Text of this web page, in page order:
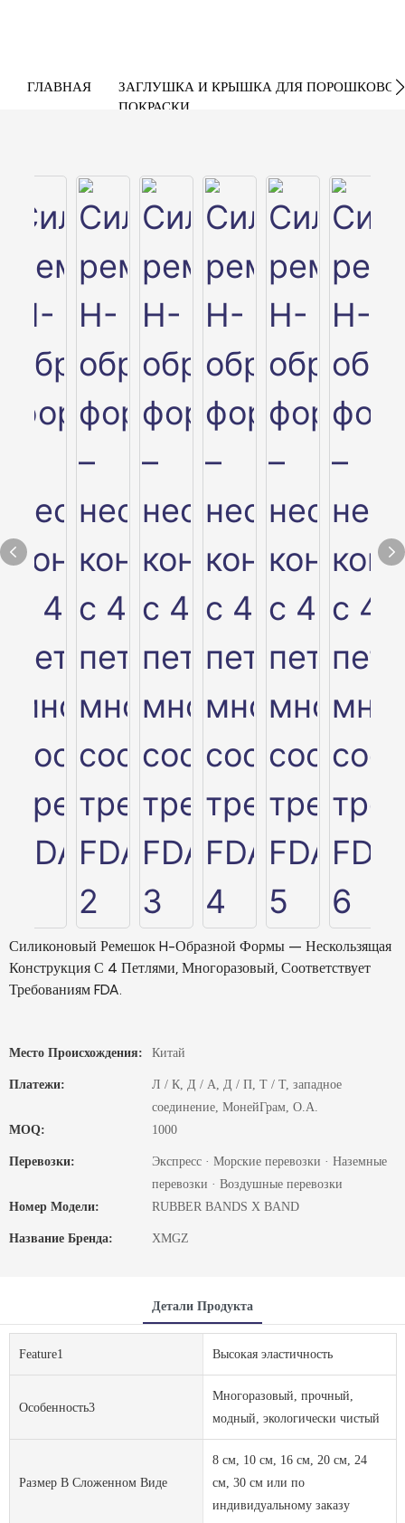
ГЛАВНАЯ
ЗАГЛУШКА И КРЫШКА ДЛЯ ПОРОШКОВОЙ
ПОКРАСКИ
Силиконовый Ремешок H-Образной Формы – Нескользящая
Конструкция С 4 Петлями, Многоразовый, Соответствует
Требованиям FDA.
Место Происхождения: Китай
Платежи:
Л / К, Д / А, Д / П, Т / Т, западное
соединение, МонейГрам, О.А.
MOQ:
1000
Перевозки:
Экспресс · Морские перевозки · Наземные
перевозки · Воздушные перевозки
Номер Модели:
RUBBER BANDS X BAND
Название Бренда: XMGZ
Детали Продукта
Feature1 Высокая эластичность
Особенность3
Многоразовый, прочный,
модный, экологически чистый
Размер В Сложенном Виде
8 см, 10 см, 16 см, 20 см, 24
см, 30 см или по
индивидуальному заказу